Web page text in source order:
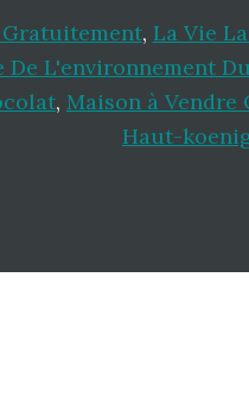
Gratuitement, La Vie
L'environnement
, Maison à Vendre
Haut-